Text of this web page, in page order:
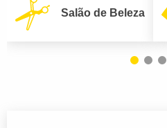
Salão de Beleza